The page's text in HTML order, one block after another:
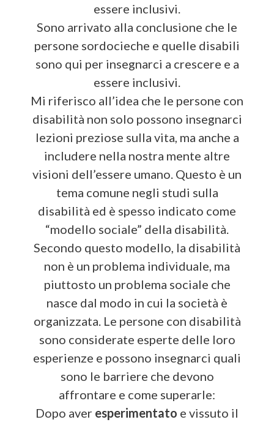
essere inclusivi.
Sono arrivato alla conclusione che le
persone sordocieche e quelle disabili
sono qui per insegnarci a crescere e a
essere inclusivi.
Mi riferisco all’idea che le persone con
disabilità non solo possono insegnarci
lezioni preziose sulla vita, ma anche a
includere nella nostra mente altre
visioni dell’essere umano. Questo è un
tema comune negli studi sulla
disabilità ed è spesso indicato come
“modello sociale” della disabilità.
Secondo questo modello, la disabilità
non è un problema individuale, ma
piuttosto un problema sociale che
nasce dal modo in cui la società è
organizzata. Le persone con disabilità
sono considerate esperte delle loro
esperienze e possono insegnarci quali
sono le barriere che devono
affrontare e come superarle:
Dopo aver esperimentato e vissuto il